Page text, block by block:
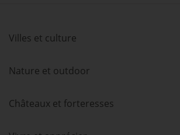
Villes et culture
Nature et outdoor
Châteaux et forteresses